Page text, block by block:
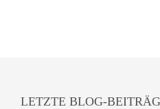
LETZTE BLOG-